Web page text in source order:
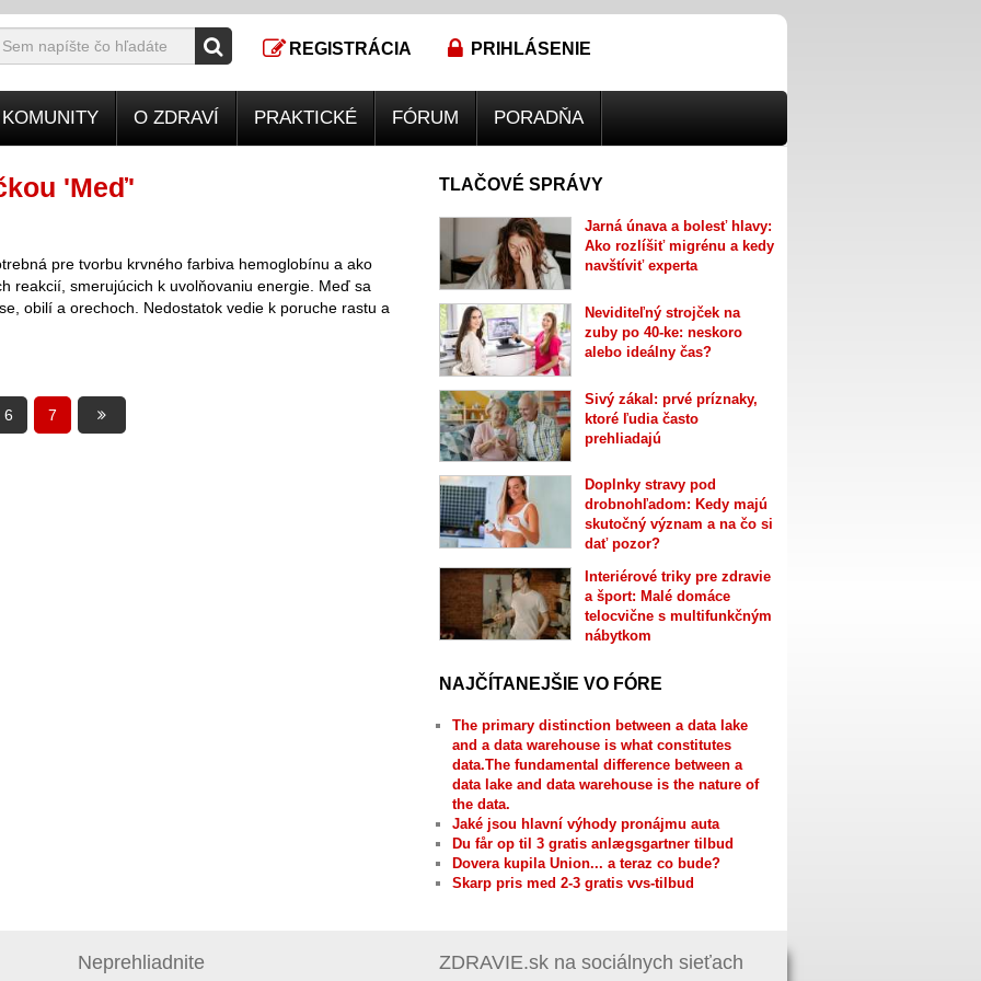
REGISTRÁCIA PRIHLÁSENIE
KOMUNITY O ZDRAVÍ PRAKTICKÉ FÓRUM PORADŇA
'Meď'
pre tvorbu krvného farbiva hemoglobínu a ako
reakcií, smerujúcich k uvolňovaniu energie. Meď sa
obilí a orechoch. Nedostatok vedie k poruche rastu a
6 7
TLAČOVÉ SPRÁVY
Jarná únava a bolesť hlavy:
Ako rozlíšiť migrénu a kedy
navštíviť experta
Neviditeľný strojček na
zuby po 40-ke: neskoro
alebo ideálny čas?
Sivý zákal: prvé príznaky,
ktoré ľudia často
prehliadajú
Doplnky stravy pod
drobnohľadom: Kedy majú
skutočný význam a na čo si
dať pozor?
Interiérové triky pre zdravie
a šport: Malé domáce
telocvične s multifunkčným
nábytkom
NAJČÍTANEJŠIE VO FÓRE
The primary distinction between a data lake
and a data warehouse is what constitutes
data.The fundamental difference between a
data lake and data warehouse is the nature of
the data.
Jaké jsou hlavní výhody pronájmu auta
Du får op til 3 gratis anlægsgartner tilbud
Dovera kupila Union... a teraz co bude?
Skarp pris med 2-3 gratis vvs-tilbud
Neprehliadnite ZDRAVIE.sk na sociálnych sieťach